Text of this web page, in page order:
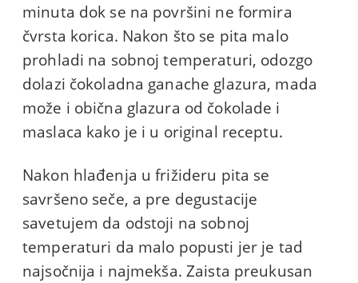
minuta dok se na površini ne formira
čvrsta korica. Nakon što se pita malo
prohladi na sobnoj temperaturi, odozgo
dolazi čokoladna ganache glazura, mada
može i obična glazura od čokolade i
maslaca kako je i u original receptu.
Nakon hlađenja u frižideru pita se
savršeno seče, a pre degustacije
savetujem da odstoji na sobnoj
temperaturi da malo popusti jer je tad
najsočnija i najmekša. Zaista preukusan